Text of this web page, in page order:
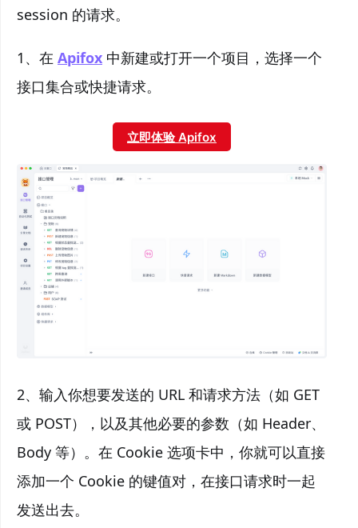
session 的请求。
1、在 Apifox 中新建或打开一个项目，选择一个
接口集合或快捷请求。
立即体验 Apifox
2、输入你想要发送的 URL 和请求方法（如 GET
或 POST），以及其他必要的参数（如 Header、
Body 等）。在 Cookie 选项卡中，你就可以直接
添加一个 Cookie 的键值对，在接口请求时一起
发送出去。